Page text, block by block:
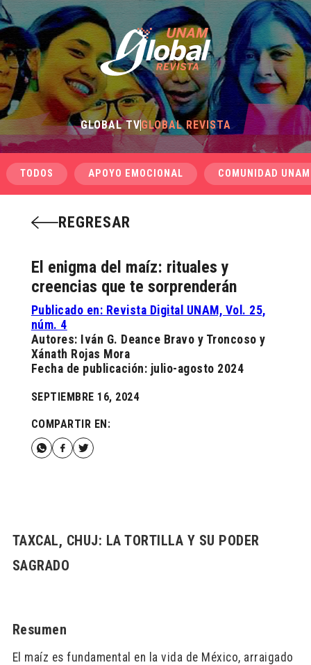
GLOBAL TVGLOBAL REVISTA
TODOS APOYO EMOCIONAL COMUNIDAD UNAM
REGRESAR
El enigma del maíz: rituales y
creencias que te sorprenderán
Publicado en: Revista Digital UNAM, Vol. 25,
núm. 4
Autores: Iván G. Deance Bravo y Troncoso y
Xánath Rojas Mora
Fecha de publicación: julio-agosto 2024
SEPTIEMBRE 16, 2024
COMPARTIR EN:
TAXCAL, CHUJ: LA TORTILLA Y SU PODER
SAGRADO
Resumen
El maíz es fundamental en la vida de México, arraigado